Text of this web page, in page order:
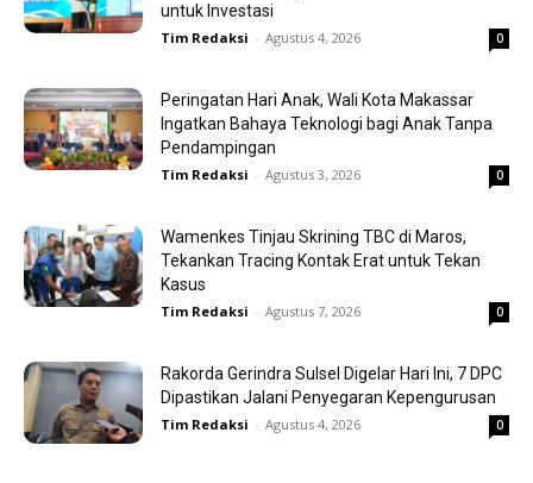
untuk Investasi
Tim Redaksi - Agustus 4, 2026 0
Peringatan Hari Anak, Wali Kota Makassar
Ingatkan Bahaya Teknologi bagi Anak Tanpa
Pendampingan
Tim Redaksi - Agustus 3, 2026 0
Wamenkes Tinjau Skrining TBC di Maros,
Tekankan Tracing Kontak Erat untuk Tekan
Kasus
Tim Redaksi - Agustus 7, 2026 0
Rakorda Gerindra Sulsel Digelar Hari Ini, 7 DPC
Dipastikan Jalani Penyegaran Kepengurusan
Tim Redaksi - Agustus 4, 2026 0